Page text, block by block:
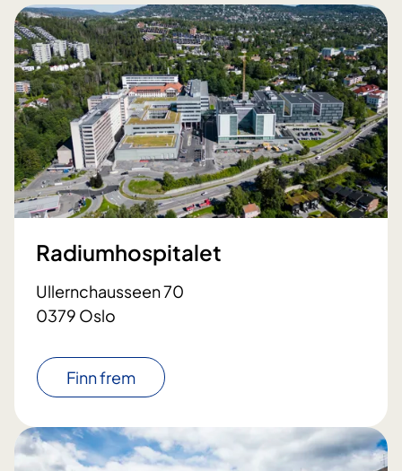
Radiumhospitalet
Ullernchausseen 70
0379 Oslo
Finn frem